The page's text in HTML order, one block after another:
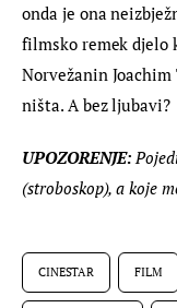
onda je ona
filmsko remek djelo
Norvežanin
ništa. A bez ljubavi?
UPOZORENJE:
(stroboskop), a koje
CINESTAR FILM